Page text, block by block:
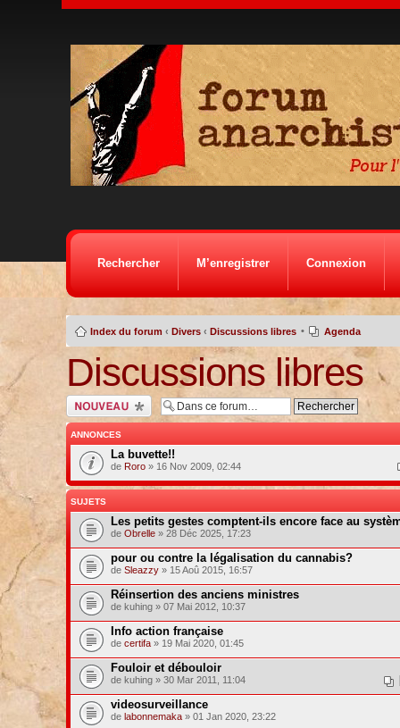
Rechercher M’enregistrer Connexion
Index du forum ‹ Divers ‹ Discussions libres • Agenda
Discussions libres
Ecrire un nouveau
sujet
ANNONCES
La buvette!!
de Roro» 16 Nov 2009, 02:44
SUJETS
Les petits gestes comptent-ils encore face au
de Obrelle» 28 Déc 2025, 17:23
pour ou contre la légalisation du cannabis?
de Sleazzy» 15 Aoû 2015, 16:57
Réinsertion des anciens ministres
de kuhing » 07 Mai 2012, 10:37
Info action française
de certifa» 19 Mai 2020, 01:45
Fouloir et débouloir
de kuhing » 30 Mar 2011, 11:04
videosurveillance
de labonnemaka» 01 Jan 2020, 23:22